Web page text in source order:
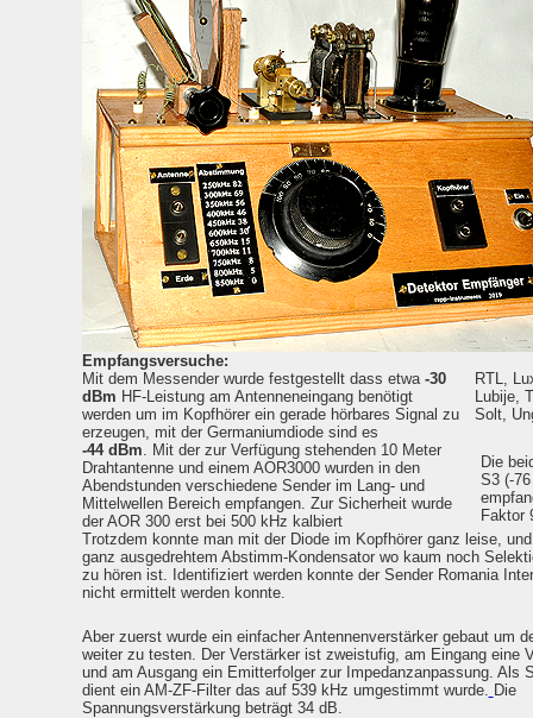
Empfangsversuche:
Mit dem Messender wurde festgestellt dass etwa-30
dBm HF-Leistung am Antenneneingang benötigt
werden um im Kopfhörer ein gerade hörbares Signal zu
erzeugen, mit der Germaniumdiode sind es
-44 dBm. Mit der zur Verfügung stehenden 10 Meter
Drahtantenne und einem AOR3000 wurden in den
Abendstunden verschiedene Sender im Lang- und
Mittelwellen Bereich empfangen. Zur Sicherheit wurde
der AOR 300 erst bei 500 kHz kalbiert
RTL,
Lubije,
Solt,
Die
S3 (-
Faktor
Trotzdem konnte man mit der Diode im Kopfhörer ganz leise,
ganz ausgedrehtem Abstimm-Kondensator wo kaum noch
zu hören ist. Identifiziert werden konnte der Sender Romania
nicht ermittelt werden konnte.
Aber zuerst wurde ein einfacher Antennenverstärker gebaut um
weiter zu testen. Der Verstärker ist zweistufig, am Eingang eine
und am Ausgang ein Emitterfolger zur Impedanzanpassung. Als
dient ein AM-ZF-Filter das auf 539 kHz umgestimmt wurde. Die
Spannungsverstärkung beträgt 34 dB.